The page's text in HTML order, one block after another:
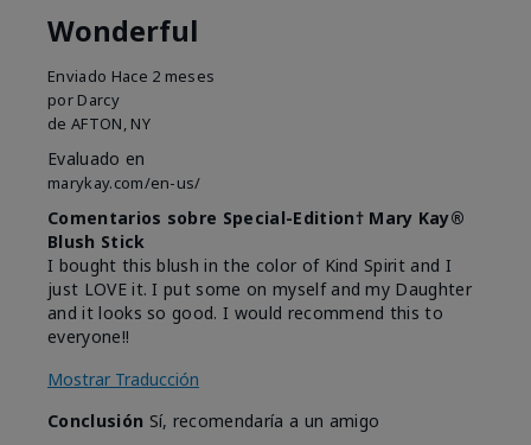
Wonderful
Enviado Hace 2 meses
por Darcy
de AFTON, NY
Evaluado en
marykay.com/en-us/
Comentarios sobre Special-Edition† Mary Kay®
Blush Stick
I bought this blush in the color of Kind Spirit and I
just LOVE it. I put some on myself and my Daughter
and it looks so good. I would recommend this to
everyone!!
Mostrar Traducción
Conclusión Sí, recomendaría a un amigo